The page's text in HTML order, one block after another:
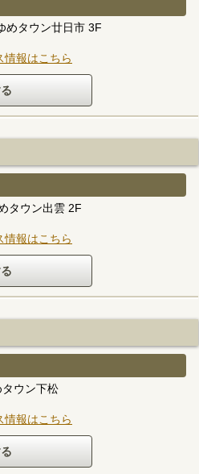
めタウン廿日市 3F
情報はこちら
タウン出雲 2F
情報はこちら
ウン下松
情報はこちら